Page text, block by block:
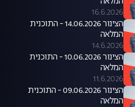
16.6.2026
הצינור 14.06.2026 - התוכנית
המלאה
14.6.2026
הצינור 10.06.2026 - התוכנית
המלאה
11.6.2026
הצינור 09.06.2026 - התוכנית
המלאה